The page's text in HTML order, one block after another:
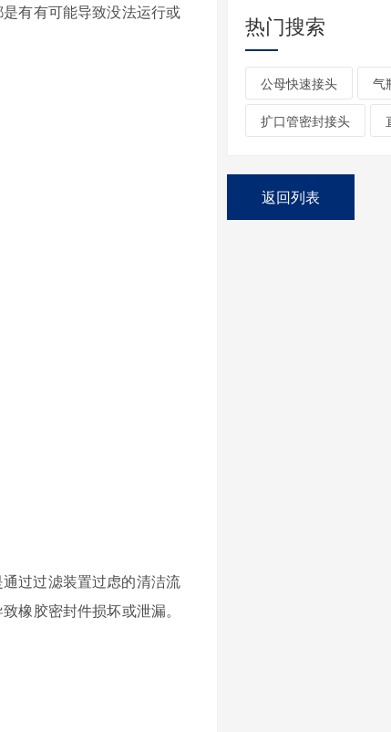
有有可能导致没法运行或
过过滤装置过虑的清洁流
橡胶密封件损坏或泄漏。
热门搜索
公母快速接头 气
扩口管密封接头
返回列表